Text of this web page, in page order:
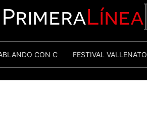
PrimeraLínea
CON C FESTIVAL VALLENATO